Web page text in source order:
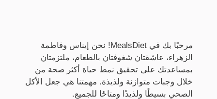
مرحبًا بك في MealsDiet! نحن إيناس وفاطمة
الزهراء، عاشقتان شغوفتان بالطعام، ملتزمتان
بمساعدتك على تحقيق نمط حياة أكثر صحة من
خلال وجبات متوازنة ولذيذة. مهمتنا هي جعل الأكل
الصحي بسيطًا ولذيذًا ومتاحًا للجميع.